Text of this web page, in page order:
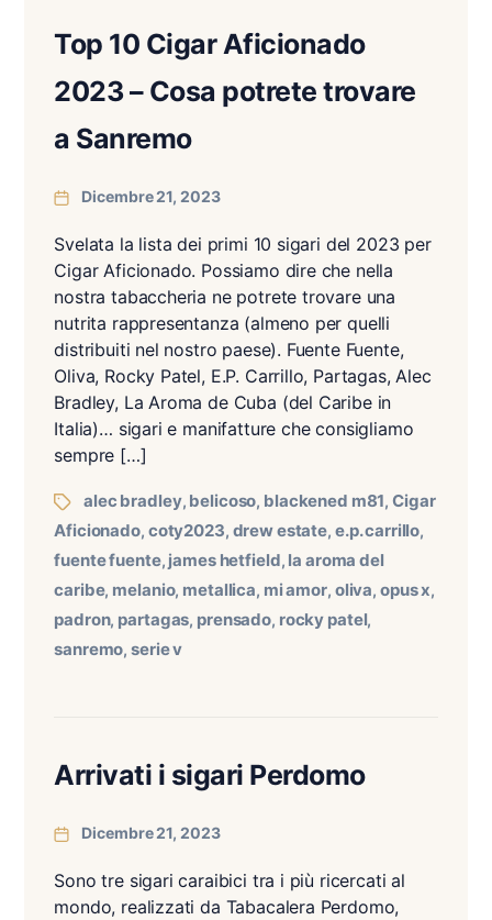
Top 10 Cigar Aficionado
2023 – Cosa potrete trovare
a Sanremo
Dicembre 21, 2023
Svelata la lista dei primi 10 sigari del 2023 per
Cigar Aficionado. Possiamo dire che nella
nostra tabaccheria ne potrete trovare una
nutrita rappresentanza (almeno per quelli
distribuiti nel nostro paese). Fuente Fuente,
Oliva, Rocky Patel, E.P. Carrillo, Partagas, Alec
Bradley, La Aroma de Cuba (del Caribe in
Italia)… sigari e manifatture che consigliamo
sempre […]
alec bradley, belicoso, blackened m81,Cigar
Aficionado, coty2023, drew estate, e.p. carrillo,
fuente fuente, james hetfield, la aroma del
caribe, melanio, metallica, mi amor, oliva, opus x,
padron, partagas, prensado, rocky patel,
sanremo,serie v
Arrivati i sigari Perdomo
Dicembre 21, 2023
Sono tre sigari caraibici tra i più ricercati al
mondo, realizzati da Tabacalera Perdomo,